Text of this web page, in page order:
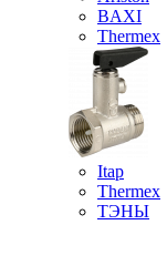
BAXI
Thermex
Itap
Thermex
ТЭНЫ